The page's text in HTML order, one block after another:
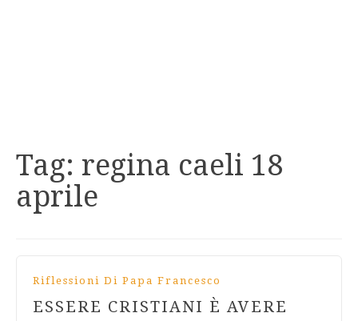
Tag: regina caeli 18
aprile
Riflessioni Di Papa Francesco
ESSERE CRISTIANI È AVERE